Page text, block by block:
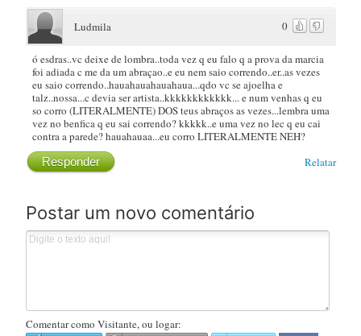
0
Ludmila
ó esdras..vc deixe de lombra..toda vez q eu falo q a prova da marcia
foi adiada c me da um abraçao..e eu nem saio correndo..er..as vezes
eu saio correndo..hauahauahauahaua...qdo vc se ajoelha e
talz..nossa...c devia ser artista..kkkkkkkkkkkk... e num venhas q eu
so corro (LITERALMENTE) DOS teus abraços as vezes...lembra uma
vez no benfica q eu sai correndo? kkkkk..e uma vez no lec q eu cai
contra a parede? hauahauaa...eu corro LITERALMENTE NEH?
Relatar
Responder
Postar um novo comentário
Comentar como Visitante, ou logar: